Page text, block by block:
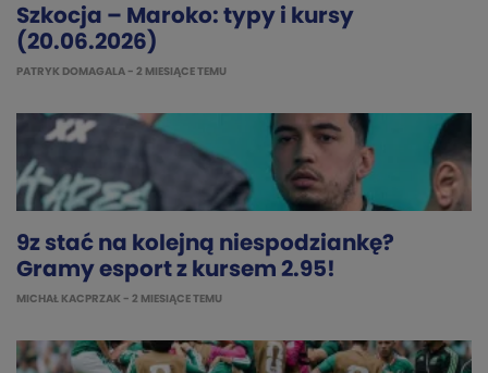
Szkocja – Maroko: typy i kursy
(20.06.2026)
PATRYK DOMAGALA - 2 MIESIĄCE TEMU
9z stać na kolejną niespodziankę?
Gramy esport z kursem 2.95!
MICHAŁ KACPRZAK - 2 MIESIĄCE TEMU